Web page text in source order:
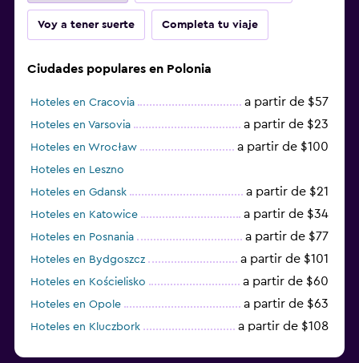
Voy a tener suerte Completa tu viaje
Ciudades populares en Polonia
Hoteles en Cracovia a partir de $57
Hoteles en Varsovia a partir de $23
Hoteles en Wrocław a partir de $100
Hoteles en Leszno
Hoteles en Gdansk
a partir de $21
Hoteles en Katowice a partir de $34
Hoteles en Posnania a partir de $77
Hoteles en Bydgoszcz a partir de $101
Hoteles en Kościelisko a partir de $60
Hoteles en Opole a partir de $63
Hoteles en Kluczbork a partir de $108